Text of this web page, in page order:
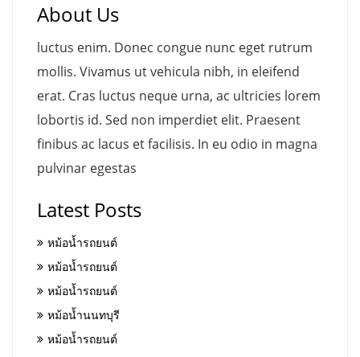
About Us
luctus enim. Donec congue nunc eget rutrum
mollis. Vivamus ut vehicula nibh, in eleifend
erat. Cras luctus neque urna, ac ultricies lorem
lobortis id. Sed non imperdiet elit. Praesent
finibus ac lacus et facilisis. In eu odio in magna
pulvinar egestas
Latest Posts
หม้อน้ำรถยนต์
หม้อน้ำรถยนต์
หม้อน้ำรถยนต์
หม้อน้ำนนทบุรี
หม้อน้ำรถยนต์